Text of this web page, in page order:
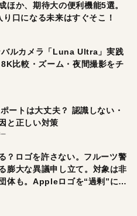
ほか、期待大の便利機能5選。
口になる未来はすぐそこ！
ルカメラ「Luna Ultra」実践
比較・ズーム・夜間撮影をチ
ートは大丈夫？ 認識しない・
と正しい対策
？ロゴを許さない。フルーツ警
膨大な異議申し立て。対象は非
体も。Appleロゴを“過剰”に守